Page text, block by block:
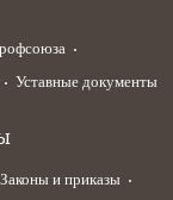
Уставные документы
Законы и приказы